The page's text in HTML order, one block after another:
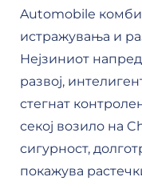
Automobile
истражувања и
Нејзиниот
развој,
стегнат
секој возило на
сигурност,
покажува